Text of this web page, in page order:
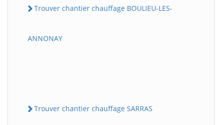
Trouver chantier chauffage BOULIEU-LES-
ANNONAY
Trouver chantier chauffage SARRAS